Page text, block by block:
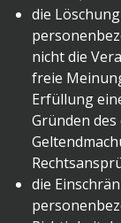
die
nicht die
freie
Erfüllung
Gründen
die